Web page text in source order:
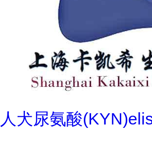
人犬尿氨酸